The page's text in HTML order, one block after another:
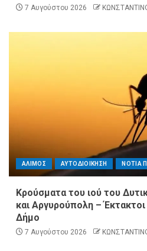
7 Αυγούστου 2026
ΑΛΙΜΟΣ ΑΥΤΟΔΙΟΙΚΗΣΗ ΝΟΤΙΑ
Κρούσματα του ιού του
και Αργυρούπολη –
Δήμο
7 Αυγούστου 2026